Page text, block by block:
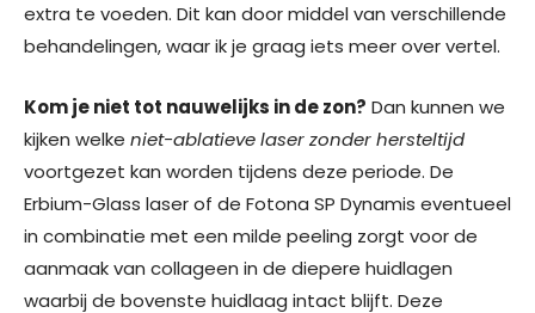
extra te voeden. Dit kan door middel van verschillende
behandelingen, waar ik je graag iets meer over vertel.
Kom je niet tot nauwelijks in de zon? Dan kunnen we
kijken welke niet-ablatieve laser zonder hersteltijd
voortgezet kan worden tijdens deze periode. De
Erbium-Glass laser of de Fotona SP Dynamis eventueel
in combinatie met een milde peeling zorgt voor de
aanmaak van collageen in de diepere huidlagen
waarbij de bovenste huidlaag intact blijft. Deze